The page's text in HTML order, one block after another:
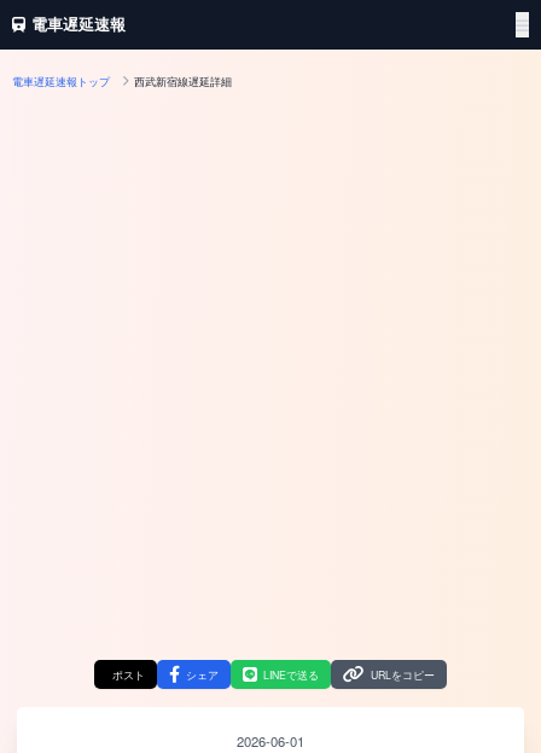
電車遅延速報
電車遅延速報トップ 西武新宿線遅延詳細
ポスト シェア LINEで送る URLをコピー
2026-06-01